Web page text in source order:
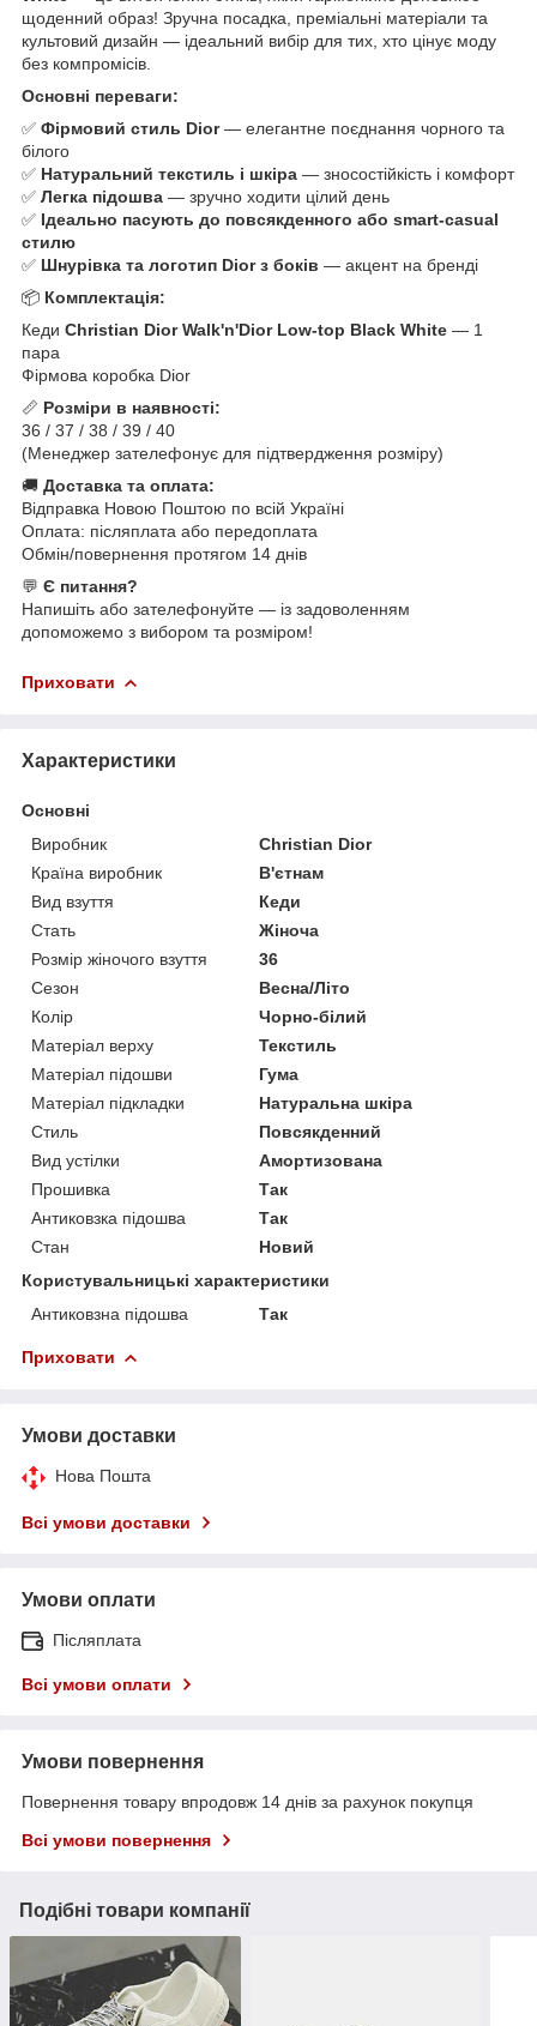
щоденний образ! Зручна посадка, преміальні матеріали та
культовий дизайн — ідеальний вибір для тих, хто цінує моду
без компромісів.
Основні переваги:
✅ Фірмовий стиль Dior— елегантне поєднання чорного та
білого
✅ Натуральний текстиль і шкіра — зносостійкість і комфорт
✅ Легка підошва — зручно ходити цілий день
✅ Ідеально пасують до повсякденного або smart-casual
стилю
✅ Шнурівка та логотип Dior з боків — акцент на бренді
📦 Комплектація:
Кеди Christian Dior Walk'n'Dior Low-top Black White — 1
пара
Фірмова коробка Dior
📏 Розміри в наявності:
36 / 37 / 38 / 39 / 40
(Менеджер зателефонує для підтвердження розміру)
🚚 Доставка та оплата:
Відправка Новою Поштою по всій Україні
Оплата: післяплата або передоплата
Обмін/повернення протягом 14 днів
💬 Є питання?
Напишіть або зателефонуйте — із задоволенням
допоможемо з вибором та розміром!
Приховати
Характеристики
Основні
Виробник
Christian Dior
Країна виробник
В'єтнам
Вид взуття
Кеди
Стать
Жіноча
Розмір жіночого взуття
36
Сезон
Весна/Літо
Колір
Чорно-білий
Матеріал верху
Текстиль
Матеріал підошви
Гума
Матеріал підкладки
Натуральна шкіра
Стиль
Повсякденний
Вид устілки
Амортизована
Прошивка
Так
Антиковзка підошва
Так
Стан
Новий
Користувальницькі характеристики
Антиковзна підошва
Так
Приховати
Умови доставки
Нова Пошта
Всі умови доставки
Умови оплати
Післяплата
Всі умови оплати
Умови повернення
Повернення товару впродовж 14 днів за рахунок покупця
Всі умови повернення
Подібні товари компанії